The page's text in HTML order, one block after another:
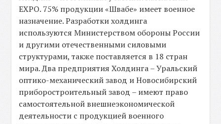
EXPO. 75% продукции «Швабе» имеет военное
назначение. Разработки холдинга
используются Министерством обороны России
и другими отечественными силовыми
структурами, также поставляется в 18 стран
мира. Два предприятия Холдинга – Уральский
оптико-механический завод и Новосибирский
приборостроительный завод – имеют право
самостоятельной внешнеэкономической
деятельности с продукцией военного